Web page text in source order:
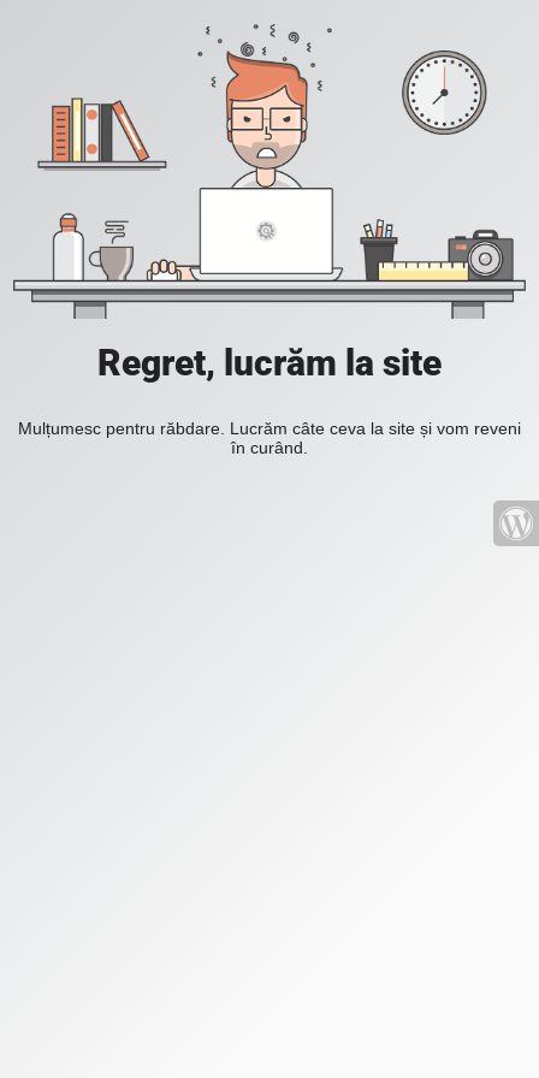
Regret, lucrăm la site
Mulțumesc pentru răbdare. Lucrăm câte ceva la site și vom reveni
în curând.